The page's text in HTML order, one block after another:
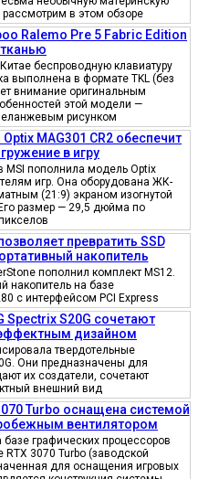
в этом обзоре
Ralemo Pre 5 Fabric Edition
беспроводную клавиатуру
выполнена в формате TKL (без
внимание оригинальным
этой модели —
рисунком
MAG301 CR2 обеспечит
в игру
MSI пополнила модель Optix
игр. Она оборудована ЖК-
(21:9) экраном изогнутой
размер — 29,5 дюйма по
превратить SSD
накопитель
пополнил комплект MS12.
накопитель на базе
с интерфейсом PCI Express
Spectrix S20G сочетают
дизайном
твердотельные
Они предназначены для
их создатели, сочетают
внешний вид
Turbo оснащена системой
вентилятором
графических процессоров
3070 Turbo (заводской
для оснащения игровых